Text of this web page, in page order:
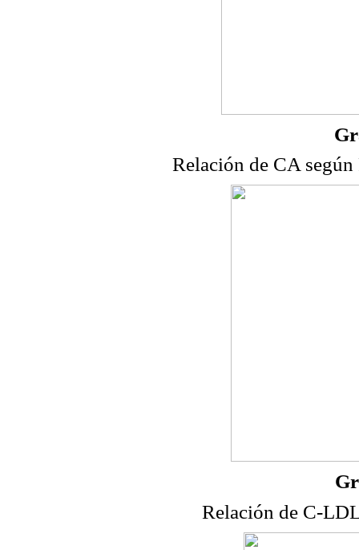
Relación de CA
Relación de C-